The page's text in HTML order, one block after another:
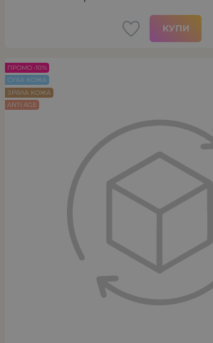
КУПИ
ПРОМО -10%
СУХА КОЖА
ЗРЯЛА КОЖА
ANTI AGE